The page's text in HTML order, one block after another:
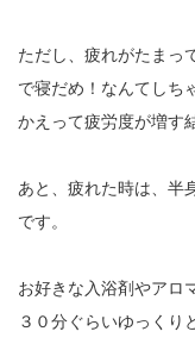
ただし、疲れがたまっ
で寝だめ！なんてしち
かえって疲労度が増す
あと、疲れた時は、半
です。
お好きな入浴剤やアロ
３０分ぐらいゆっくり